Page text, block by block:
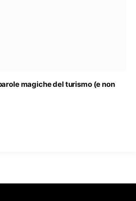
magiche del turismo (e non